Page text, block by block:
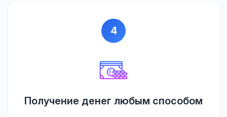
4
Получение денег любым способом